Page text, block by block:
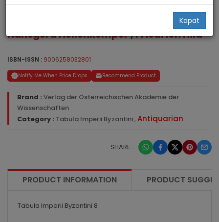
Kapat
Hansgerd Hellenkemper,Friedrich Hild
ISBN-ISSN : 9006258032801
Notify Me When Price Drops Recommend Product
Brand : Verlag der Österreichischen Akademie der
Wissenschaften
Category : Tabula Imperii Byzantini, Antiquarian
SHARE :
PRODUCT INFORMATION PRODUCT
Tabula Imperii Byzantini 8